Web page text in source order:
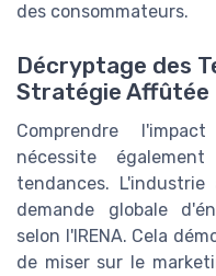
des consommateurs.
Décryptage des
Stratégie Affûtée
Comprendre
nécessite
tendances.
demande globale
selon l'IRENA. Cela
de miser sur le